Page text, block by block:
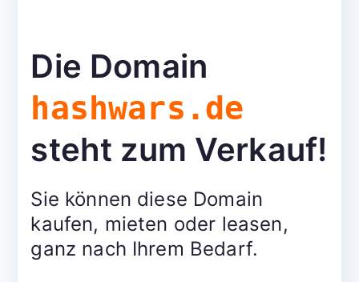
Die Domain
hashwars.de
steht zum Verkauf!
Sie können diese Domain
kaufen, mieten oder leasen,
ganz nach Ihrem Bedarf.